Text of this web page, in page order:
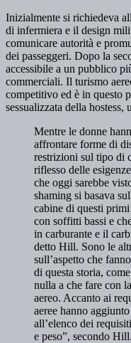
Inizialmente si richiedeva
di infermiera e il design
comunicare autorità e
dei passeggeri. Dopo la
accessibile a un pubblico
commerciali. Il turismo
competitivo ed è in questo
sessualizzata della
Mentre le donne
affrontare forme di
restrizioni sul tipo di
riflesso delle
che oggi sarebbe
shaming si basava
cabine di questi
con soffitti bassi e
in carburante e il
detto Hill. Sono le
sull’aspetto che
di questa storia,
nulla a che fare con
aereo. Accanto ai
aeree hanno
all’elenco dei
e peso”, secondo Hill.